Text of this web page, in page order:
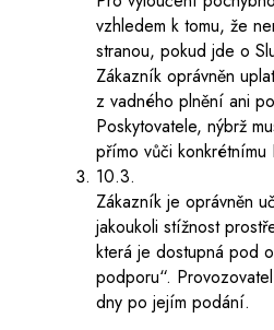
vzhledem k tomu, že
stranou, pokud jde o
Zákazník oprávněn
z vadného plnění ani
Poskytovatele, nýbrž
přímo vůči konkrétnímu
10.3.
Zákazník je oprávněn
jakoukoli stížnost
která je dostupná pod
podporu“.
dny po jejím podání.